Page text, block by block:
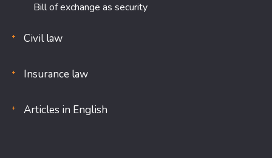
Bill of exchange as security
Civil law
Insurance law
Articles in English